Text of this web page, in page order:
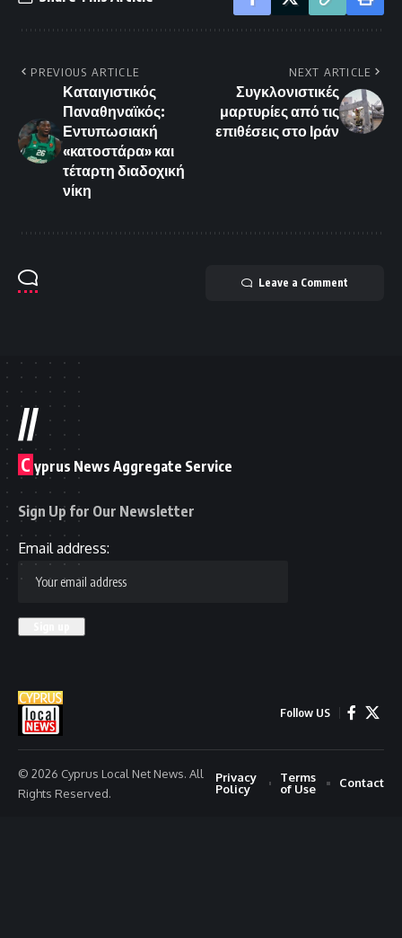
PREVIOUS ARTICLE
Καταιγιστικός
Παναθηναϊκός:
Εντυπωσιακή
«κατοστάρα» και
τέταρτη διαδοχική
νίκη
NEXT ARTICLE
Συγκλονιστικές
μαρτυρίες από τις
επιθέσεις στο Ιράν
Leave a Comment
//
C yprus News Aggregate Service
Sign Up for Our Newsletter
Email address:
Follow US
© 2026 Cyprus Local Net News. All
Rights Reserved.
Privacy
Policy
Terms
of Use
Contact